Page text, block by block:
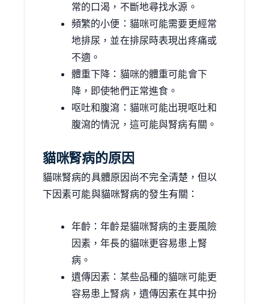
常的口渴，不斷地尋找水源。
頻繁的小便：貓咪可能需要更經常
地排尿，並在排尿時表現出疼痛或
不適。
體重下降：貓咪的體重可能會下
降，即使牠們正常進食。
呕吐和腹瀉：貓咪可能出現呕吐和
腹瀉的情況，這可能與腎病有關。
貓咪腎病的原因
貓咪腎病的具體原因尚不完全清楚，但以
下因素可能與貓咪腎病的發生有關：
年齡：年齡是貓咪腎病的主要風險
因素，年長的貓咪更容易患上腎
病。
遺傳因素：某些品種的貓咪可能更
容易患上腎病，遺傳因素在其中扮